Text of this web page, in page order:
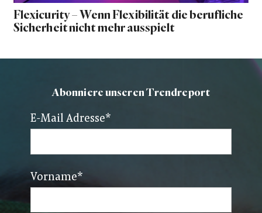
Flexicurity – Wenn Flexibilität die berufliche
Sicherheit nicht mehr ausspielt
Abonniere unseren Trendreport
E-Mail Adresse*
Vorname*